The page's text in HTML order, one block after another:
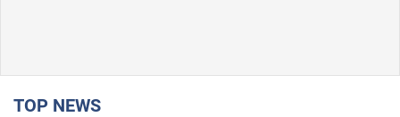
TOP NEWS